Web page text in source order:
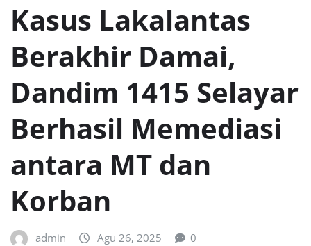
Kasus Lakalantas
Berakhir Damai,
Dandim 1415 Selayar
Berhasil Memediasi
antara MT dan
Korban
admin Agu 26, 2025 0